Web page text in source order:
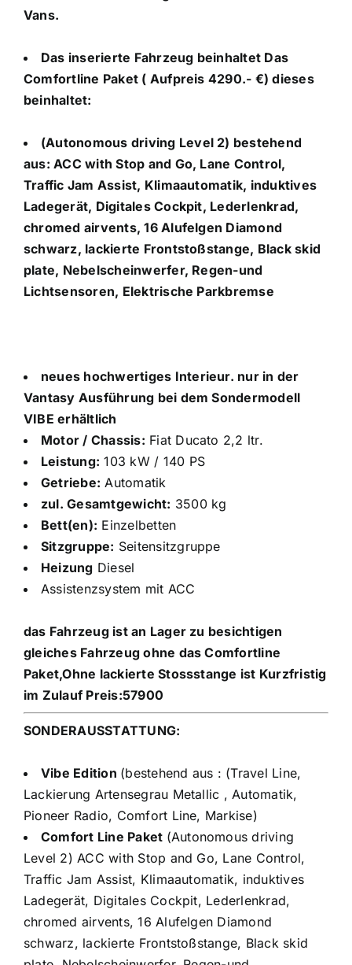
Vans.
Das inserierte Fahrzeug beinhaltet Das
Comfortline Paket ( Aufpreis 4290.- €) dieses
beinhaltet:
(Autonomous driving Level 2) bestehend
aus: ACC with Stop and Go, Lane Control,
Traffic Jam Assist, Klimaautomatik, induktives
Ladegerät, Digitales Cockpit, Lederlenkrad,
chromed airvents, 16 Alufelgen Diamond
schwarz, lackierte Frontstoßstange, Black skid
plate, Nebelscheinwerfer, Regen-und
Lichtsensoren, Elektrische Parkbremse
neues hochwertiges Interieur. nur in der
Vantasy Ausführung bei dem Sondermodell
VIBE erhältlich
Motor / Chassis: Fiat Ducato 2,2 ltr.
Leistung: 103 kW / 140 PS
Getriebe: Automatik
zul. Gesamtgewicht: 3500 kg
Bett(en): Einzelbetten
Sitzgruppe: Seitensitzgruppe
Heizung Diesel
Assistenzsystem mit ACC
das Fahrzeug ist an Lager zu besichtigen
gleiches Fahrzeug ohne das Comfortline
Paket,Ohne lackierte Stossstange ist Kurzfristig
im Zulauf Preis:57900
SONDERAUSSTATTUNG:
Vibe Edition (bestehend aus : (Travel Line,
Lackierung Artensegrau Metallic , Automatik,
Pioneer Radio, Comfort Line, Markise)
Comfort Line Paket (Autonomous driving
Level 2) ACC with Stop and Go, Lane Control,
Traffic Jam Assist, Klimaautomatik, induktives
Ladegerät, Digitales Cockpit, Lederlenkrad,
chromed airvents, 16 Alufelgen Diamond
schwarz, lackierte Frontstoßstange, Black skid